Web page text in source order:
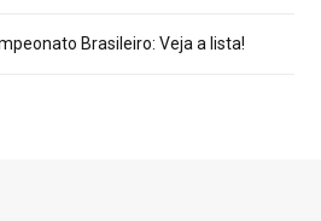
Brasileiro: Veja a lista!